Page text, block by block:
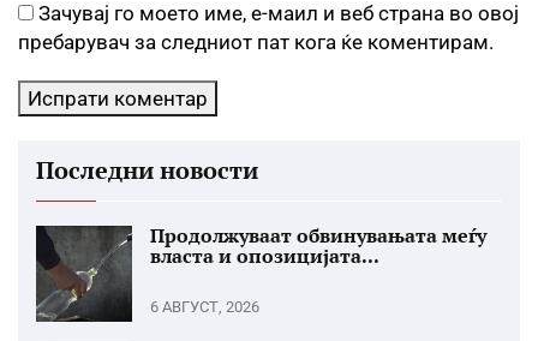
Зачувај го моето име, е-маил и веб страна во овој
пребарувач за следниот пат кога ќе коментирам.
Последни новости
Продолжуваат обвинувањата меѓу
власта и опозицијата...
6 АВГУСТ, 2026